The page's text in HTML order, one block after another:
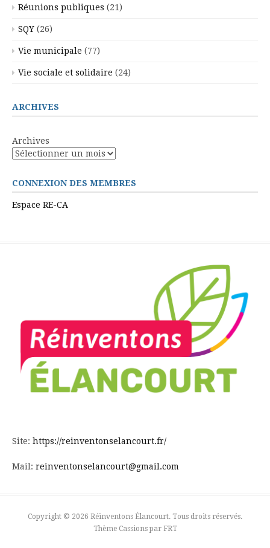
Réunions publiques (21)
SQY (26)
Vie municipale (77)
Vie sociale et solidaire (24)
ARCHIVES
Archives
CONNEXION DES MEMBRES
Espace RE-CA
Site: https://reinventonselancourt.fr/
Mail: reinventonselancourt@gmail.com
Copyright © 2026 Réinventons Élancourt. Tous droits réservés.
Thème Cassions par FRT